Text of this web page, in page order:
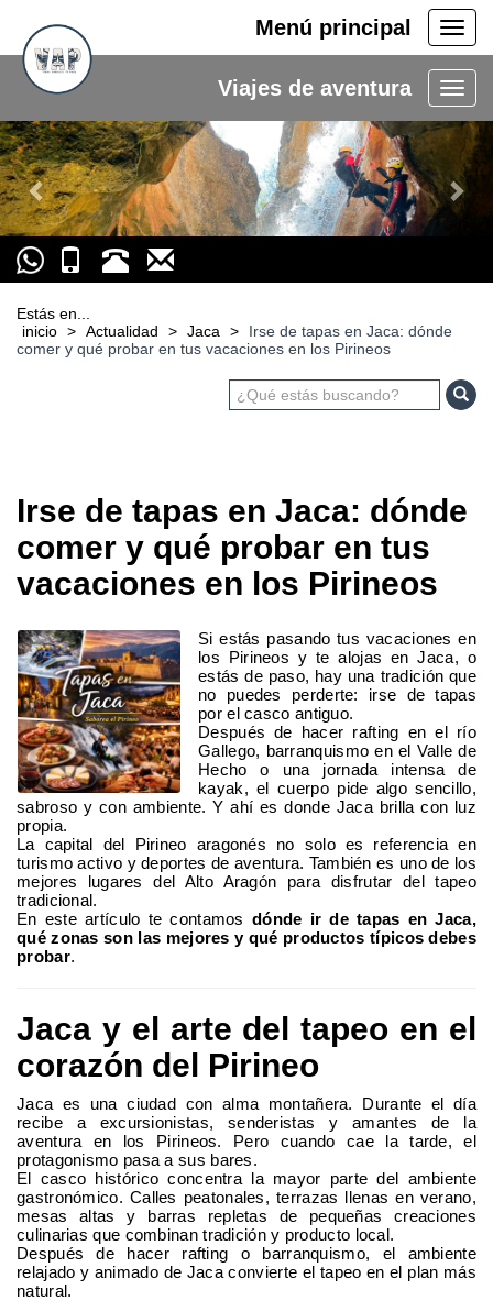
Menú principal
Viajes de aventura
Previous
Estás en...
inicio > Actualidad > Jaca >
Irse de tapas en Jaca: dónde
comer y qué probar en tus vacaciones en los Pirineos
Irse de tapas en Jaca: dónde
comer y qué probar en tus
vacaciones en los Pirineos
Si estás pasando tus vacaciones en
los Pirineos y te alojas en Jaca, o
estás de paso, hay una tradición que
no puedes perderte: irse de tapas
por el casco antiguo.
Después de hacer rafting en el río
Gallego, barranquismo en el Valle de
Hecho o una jornada intensa de
kayak, el cuerpo pide algo sencillo,
sabroso y con ambiente. Y ahí es donde Jaca brilla con luz
propia.
La capital del Pirineo aragonés no solo es referencia en
turismo activo y deportes de aventura. También es uno de los
mejores lugares del Alto Aragón para disfrutar del tapeo
tradicional.
En este artículo te contamos dónde ir de tapas en Jaca,
qué zonas son las mejores y qué productos típicos debes
probar.
Jaca y el arte del tapeo en el
corazón del Pirineo
Jaca es una ciudad con alma montañera. Durante el día
recibe a excursionistas, senderistas y amantes de la
aventura en los Pirineos. Pero cuando cae la tarde, el
protagonismo pasa a sus bares.
El casco histórico concentra la mayor parte del ambiente
gastronómico. Calles peatonales, terrazas llenas en verano,
mesas altas y barras repletas de pequeñas creaciones
culinarias que combinan tradición y producto local.
Después de hacer rafting o barranquismo, el ambiente
relajado y animado de Jaca convierte el tapeo en el plan más
natural.